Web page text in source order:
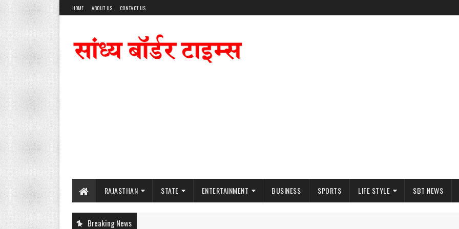
HOME ABOUT US CONTACT US
RAJASTHAN STATE ENTERTAINMENT BUSINESS SPORTS LIFE STYLE SBT NEWS
Breaking News